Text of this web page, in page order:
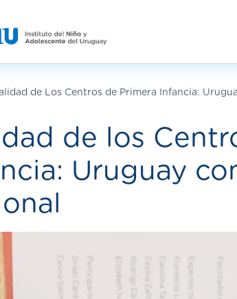
de Los Centros de Primera Infancia:
de los
Uruguay